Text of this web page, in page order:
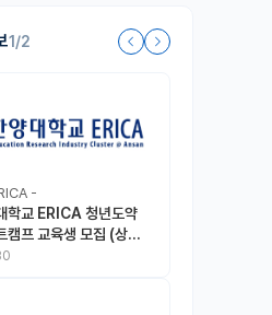
1/2
-
교 ERICA 청년도약
캠프 교육생 모집 (상시
감 : ~8.30)